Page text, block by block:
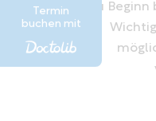
Termin
buchen mit
Zu